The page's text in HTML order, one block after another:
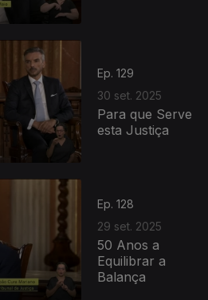
Ep. 129
30 set. 2025
Para que Serve
esta Justiça
Ep. 128
29 set. 2025
50 Anos a
Equilibrar a
Balança